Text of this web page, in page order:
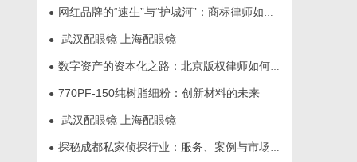
● 网红品牌的“速生”与“护城河”：商标律师如何破解流量变现的知产焦虑
● 武汉配眼镜 上海配眼镜
● 数字资产的资本化之路：北京版权律师如何让“IP”变“现金流”
● 770PF-150纯树脂细粉：创新材料的未来
● 武汉配眼镜 上海配眼镜
● 探秘成都私家侦探行业：服务、案例与市场现状全面解析